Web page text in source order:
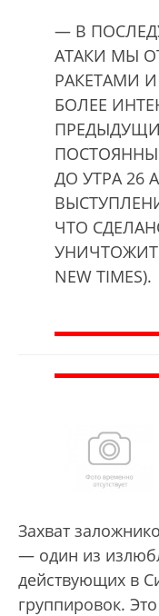
— В
АТАКИ МЫ
РАКЕТАМИ
БОЛЕЕ
ДО УТРА 26
ЧТО
NEW TIMES).
Захват
— один из
действующих в
группировок.